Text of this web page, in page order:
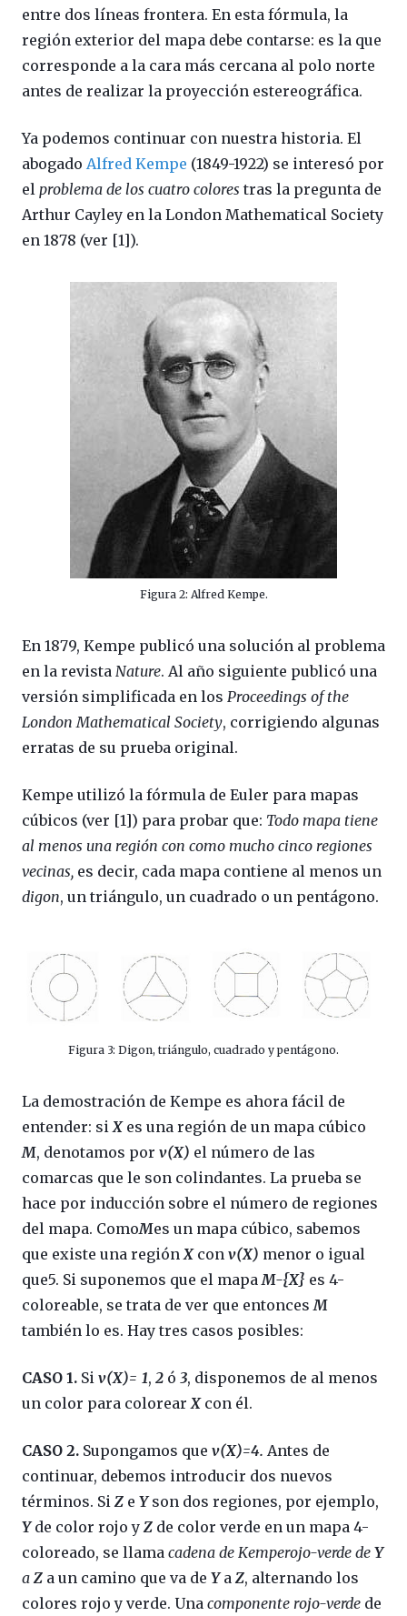
entre dos líneas frontera. En esta fórmula, la
región exterior del mapa debe contarse: es la que
corresponde a la cara más cercana al polo norte
antes de realizar la proyección estereográfica.
Ya podemos continuar con nuestra historia. El
abogado Alfred Kempe (1849-1922) se interesó por
el problema de los cuatro colores tras la pregunta de
Arthur Cayley en la London Mathematical Society
en 1878 (ver [1]).
Figura 2: Alfred Kempe.
En 1879, Kempe publicó una solución al problema
en la revista Nature. Al año siguiente publicó una
versión simplificada en los Proceedings of the
London Mathematical Society, corrigiendo algunas
erratas de su prueba original.
Kempe utilizó la fórmula de Euler para mapas
cúbicos (ver [1]) para probar que: Todo mapa tiene
al menos una región con como mucho cinco regiones
vecinas, es decir, cada mapa contiene al menos un
digon, un triángulo, un cuadrado o un pentágono.
Figura 3: Digon, triángulo, cuadrado y pentágono.
La demostración de Kempe es ahora fácil de
entender: si Xes una región de un mapa cúbico
M, denotamos por v(X) el número de las
comarcas que le son colindantes. La prueba se
hace por inducción sobre el número de regiones
del mapa. ComoMes un mapa cúbico, sabemos
que existe una región Xcon v(X) menor o igual
que5. Si suponemos que el mapa M-{X} es 4-
coloreable, se trata de ver que entonces M
también lo es. Hay tres casos posibles:
CASO 1. Si v(X)= 1, 2 ó 3, disponemos de al menos
un color para colorear X con él.
CASO 2. Supongamos que v(X)=4. Antes de
continuar, debemos introducir dos nuevos
términos. Si Z e Yson dos regiones, por ejemplo,
Yde color rojo y Z de color verde en un mapa 4-
coloreado, se llama cadena de Kemperojo-verde de Y
a Z a un camino que va de Ya Z, alternando los
colores rojo y verde. Una componente rojo-verde de